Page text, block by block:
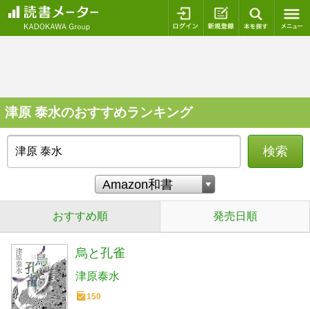
ログイン 新規登録
津原 泰水のおすすめランキング
検索
おすすめ順 発売日順
烏と孔雀
津原泰水
150